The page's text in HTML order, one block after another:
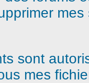
sont
mes